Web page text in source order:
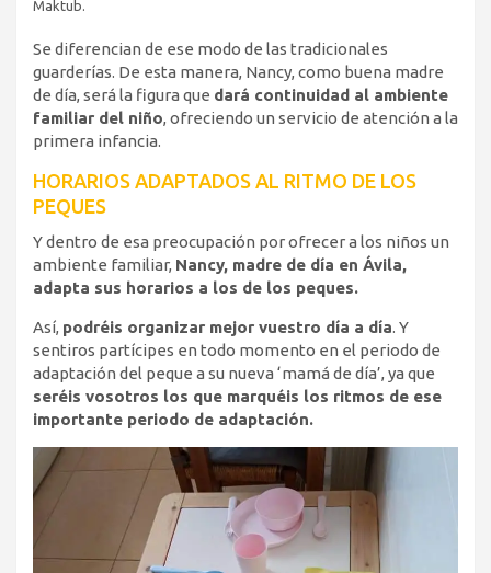
Maktub.
Se diferencian de ese modo de las tradicionales
guarderías. De esta manera, Nancy, como buena madre
de día, será la figura que dará continuidad al ambiente
familiar del niño, ofreciendo un servicio de atención a la
primera infancia.
HORARIOS ADAPTADOS AL RITMO DE LOS
PEQUES
Y dentro de esa preocupación por ofrecer a los niños un
ambiente familiar, Nancy, madre de día en Ávila,
adapta sus horarios a los de los peques.
Así, podréis organizar mejor vuestro día a día. Y
sentiros partícipes en todo momento en el periodo de
adaptación del peque a su nueva ‘mamá de día’, ya que
seréis vosotros los que marquéis los ritmos de ese
importante periodo de adaptación.